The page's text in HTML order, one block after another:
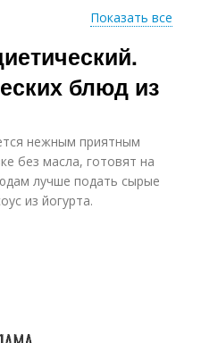
Минтай с овощами
Минтай со шпиком
Показать все
блюд из
нежным приятным
без масла, готовят на
лучше подать сырые
из йогурта.